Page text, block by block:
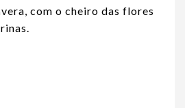
com o cheiro das flores